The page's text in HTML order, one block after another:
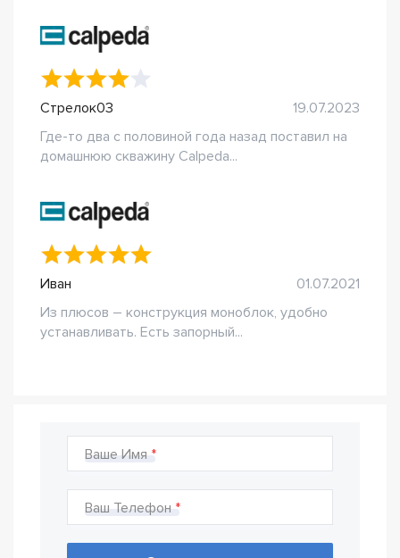
Стрелок03
19.07.2023
Где-то два с половиной года назад поставил на
домашнюю скважину Calpeda...
Иван
01.07.2021
Из плюсов – конструкция моноблок, удобно
устанавливать. Есть запорный...
Ваше Имя
Ваш Телефон